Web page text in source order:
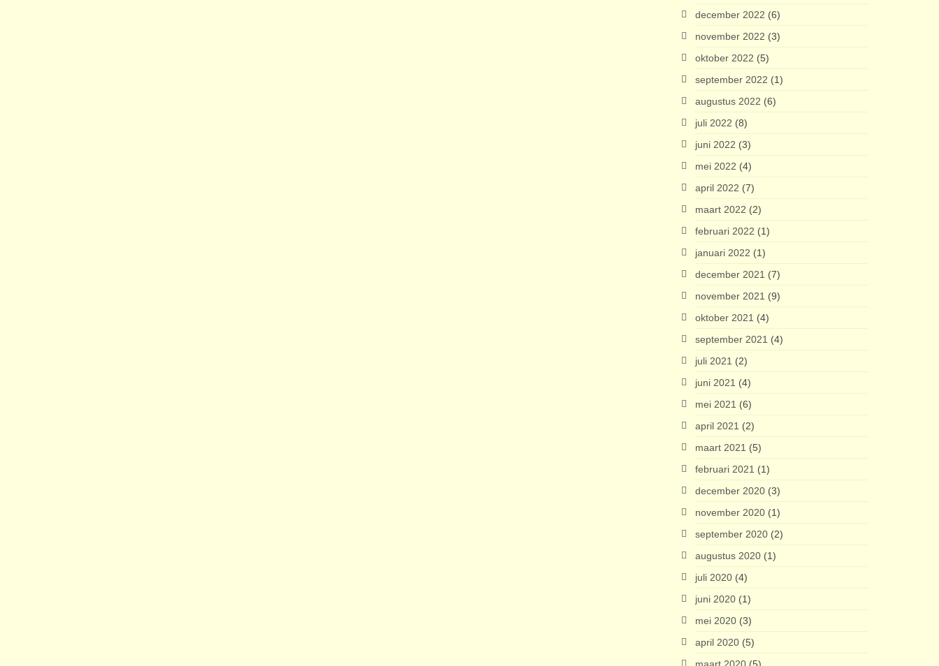
december 2022 (6)
november 2022 (3)
oktober 2022 (5)
september 2022 (1)
augustus 2022 (6)
juli 2022 (8)
juni 2022 (3)
mei 2022 (4)
april 2022 (7)
maart 2022 (2)
februari 2022 (1)
januari 2022 (1)
december 2021 (7)
november 2021 (9)
oktober 2021 (4)
september 2021 (4)
juli 2021 (2)
juni 2021 (4)
mei 2021 (6)
april 2021 (2)
maart 2021 (5)
februari 2021 (1)
december 2020(3)
november 2020(1)
september 2020(2)
augustus 2020(1)
juli 2020(4)
juni 2020(1)
mei 2020(3)
april 2020(5)